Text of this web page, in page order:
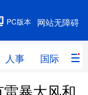
网站无障碍
PC版本
人事 国际 财
人事
暴大风和